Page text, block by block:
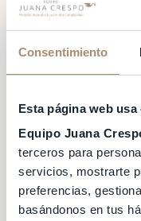
Consentimiento
Esta página web usa
Equipo Juana
terceros para
servicios, mostrarte
preferencias,
basándonos en tus
cuando la
menstruación
de andrógenos,
favorecen el
la barbilla, el
con una
hormonas
menstruaciones